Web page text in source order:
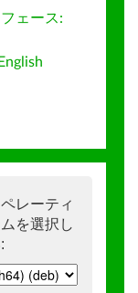
ェース:
レーティ
を選択し